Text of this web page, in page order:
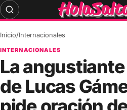
Skip
to
Inicio/Internacionales
INTERNACIONALES
La
de Lucas